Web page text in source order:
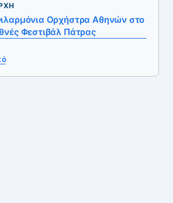
Ορχήστρα Αθηνών στο
Φεστιβάλ Πάτρας